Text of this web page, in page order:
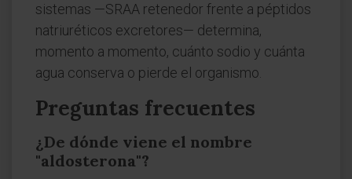
sistemas —SRAA retenedor frente a péptidos
natriuréticos excretores— determina,
momento a momento, cuánto sodio y cuánta
agua conserva o pierde el organismo.
Preguntas frecuentes
¿De dónde viene el nombre
"aldosterona"?